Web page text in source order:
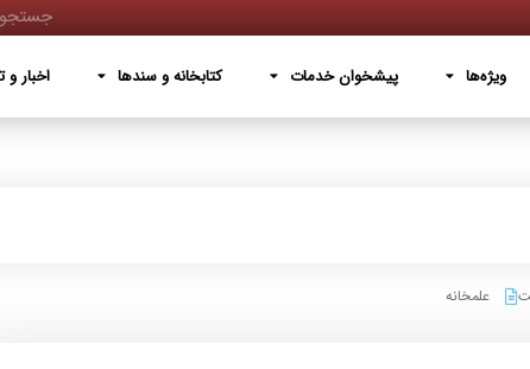
ویژه‌ها پیشخوان خدمات کتابخانه و سندها اخبار و
پیشخوان خدمات کتابخانه و سندها اخبار و تصاویر
علمخانه